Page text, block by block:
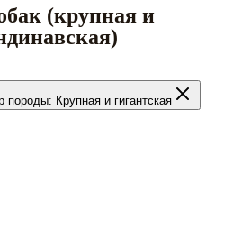
(крупная и
породы: Крупная и гигантская